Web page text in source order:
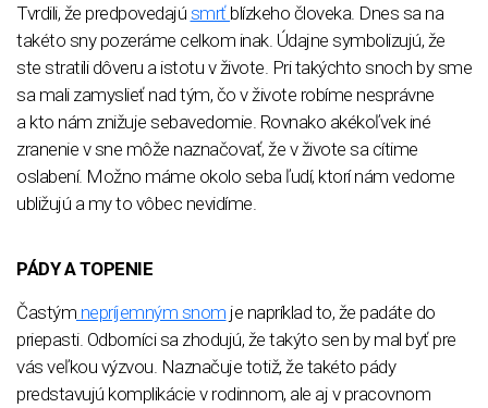
Tvrdili, že predpovedajú smrť blízkeho človeka. Dnes sa na
takéto sny pozeráme celkom inak. Údajne symbolizujú, že
ste stratili dôveru a istotu v živote. Pri takýchto snoch by sme
sa mali zamyslieť nad tým, čo v živote robíme nesprávne
a kto nám znižuje sebavedomie. Rovnako akékoľvek iné
zranenie v sne môže naznačovať, že v živote sa cítime
oslabení. Možno máme okolo seba ľudí, ktorí nám vedome
ubližujú a my to vôbec nevidíme.
PÁDY A TOPENIE
Častým nepríjemným snom je napríklad to, že padáte do
priepasti. Odborníci sa zhodujú, že takýto sen by mal byť pre
vás veľkou výzvou. Naznačuje totiž, že takéto pády
predstavujú komplikácie v rodinnom, ale aj v pracovnom